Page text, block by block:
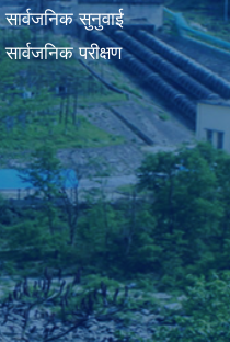
सार्वजनिक सुनुवाई
सार्वजनिक परीक्षण